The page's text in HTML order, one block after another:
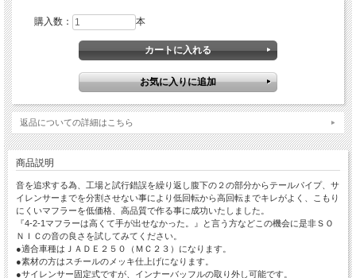
購入数： 本
返品についての詳細はこちら
商品説明
音を追求する為、工場と試行錯誤を繰り返し腹下の２の部分からテールパイプ、サ
イレンサーまでを分割させない事により低回転から高回転までキレがよく、こもり
にくいマフラーを低価格、高品質で作る事に成功いたしました。
『4-2-1マフラーは高くて手が出せなかった。』と言う方などこの機会に是非ＳＯ
ＮＩＣの音の良さを試してみてください。
●適合車種はＪＡＤＥ２５０（ＭＣ２３）になります。
●素材の方はスチールのメッキ仕上げになります。
●サイレンサー固定式ですが、インナーバッフルの取り外し可能です。